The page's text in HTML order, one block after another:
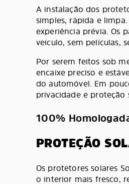
A instalação dos
simples, rápida e
experiência prévia. Os
veículo, sem películas,
Por serem feitos sob
encaixe preciso e
do automóvel. Em
privacidade e proteção
100%
PROTEÇÃO
Os protetores solares
o interior mais fresco,